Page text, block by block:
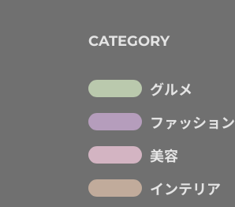
CATEGORY
グルメ
ファッション
美容
インテリア